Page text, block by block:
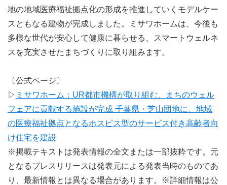
地の地域医療福祉拠点化の形成を推進していくモデルケー
スともなる建物が完成しました。ミサワホームは、今後も
多様な世代が安心して健康に暮らせる、スマートウェルネ
スを充実させたまちづくりに取り組みます。
〔公式ページ〕
▷ ミサワホーム：UR都市機構が取り組む、まちのウェル
フェアに貢献する施設が完成 千葉県・芝山団地に、地域
の医療福祉拠点となるホスピス型のサービス付き高齢者向
け住宅を建設
※掲載テキストは発表情報の全文または一部抜粋です。元
となるプレスリリースは発表元による発表当時のものであ
り、最新情報とは異なる場合があります。※詳細情報は公